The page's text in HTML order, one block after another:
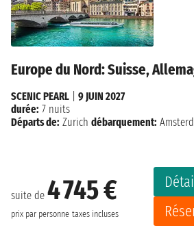
Europe du Nord: Suisse,
suite de 4 745 €
prix par personne taxes incluses
SCENIC PEARL
9 JUIN 2027
durée: 7 nuits
Départs de: Zurich débarquement: